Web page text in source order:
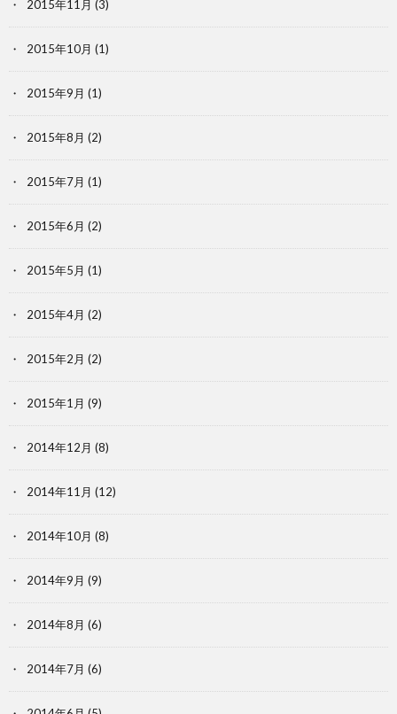
2015年11月 (3)
2015年10月 (1)
2015年9月 (1)
2015年8月 (2)
2015年7月 (1)
2015年6月 (2)
2015年5月 (1)
2015年4月 (2)
2015年2月 (2)
2015年1月 (9)
2014年12月 (8)
2014年11月 (12)
2014年10月 (8)
2014年9月 (9)
2014年8月 (6)
2014年7月 (6)